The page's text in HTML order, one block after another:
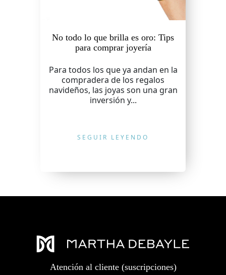
No todo lo que brilla es oro: Tips
para comprar joyería
Para todos los que ya andan en la
compradera de los regalos
navideños, las joyas son una gran
inversión y...
SEGUIR LEYENDO
Atención al cliente (suscripciones)